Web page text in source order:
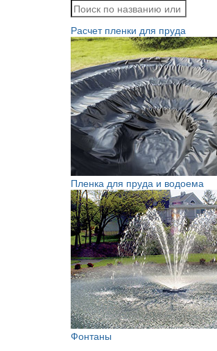
Расчет пленки для пруда
Пленка для пруда и водоема
Фонтаны